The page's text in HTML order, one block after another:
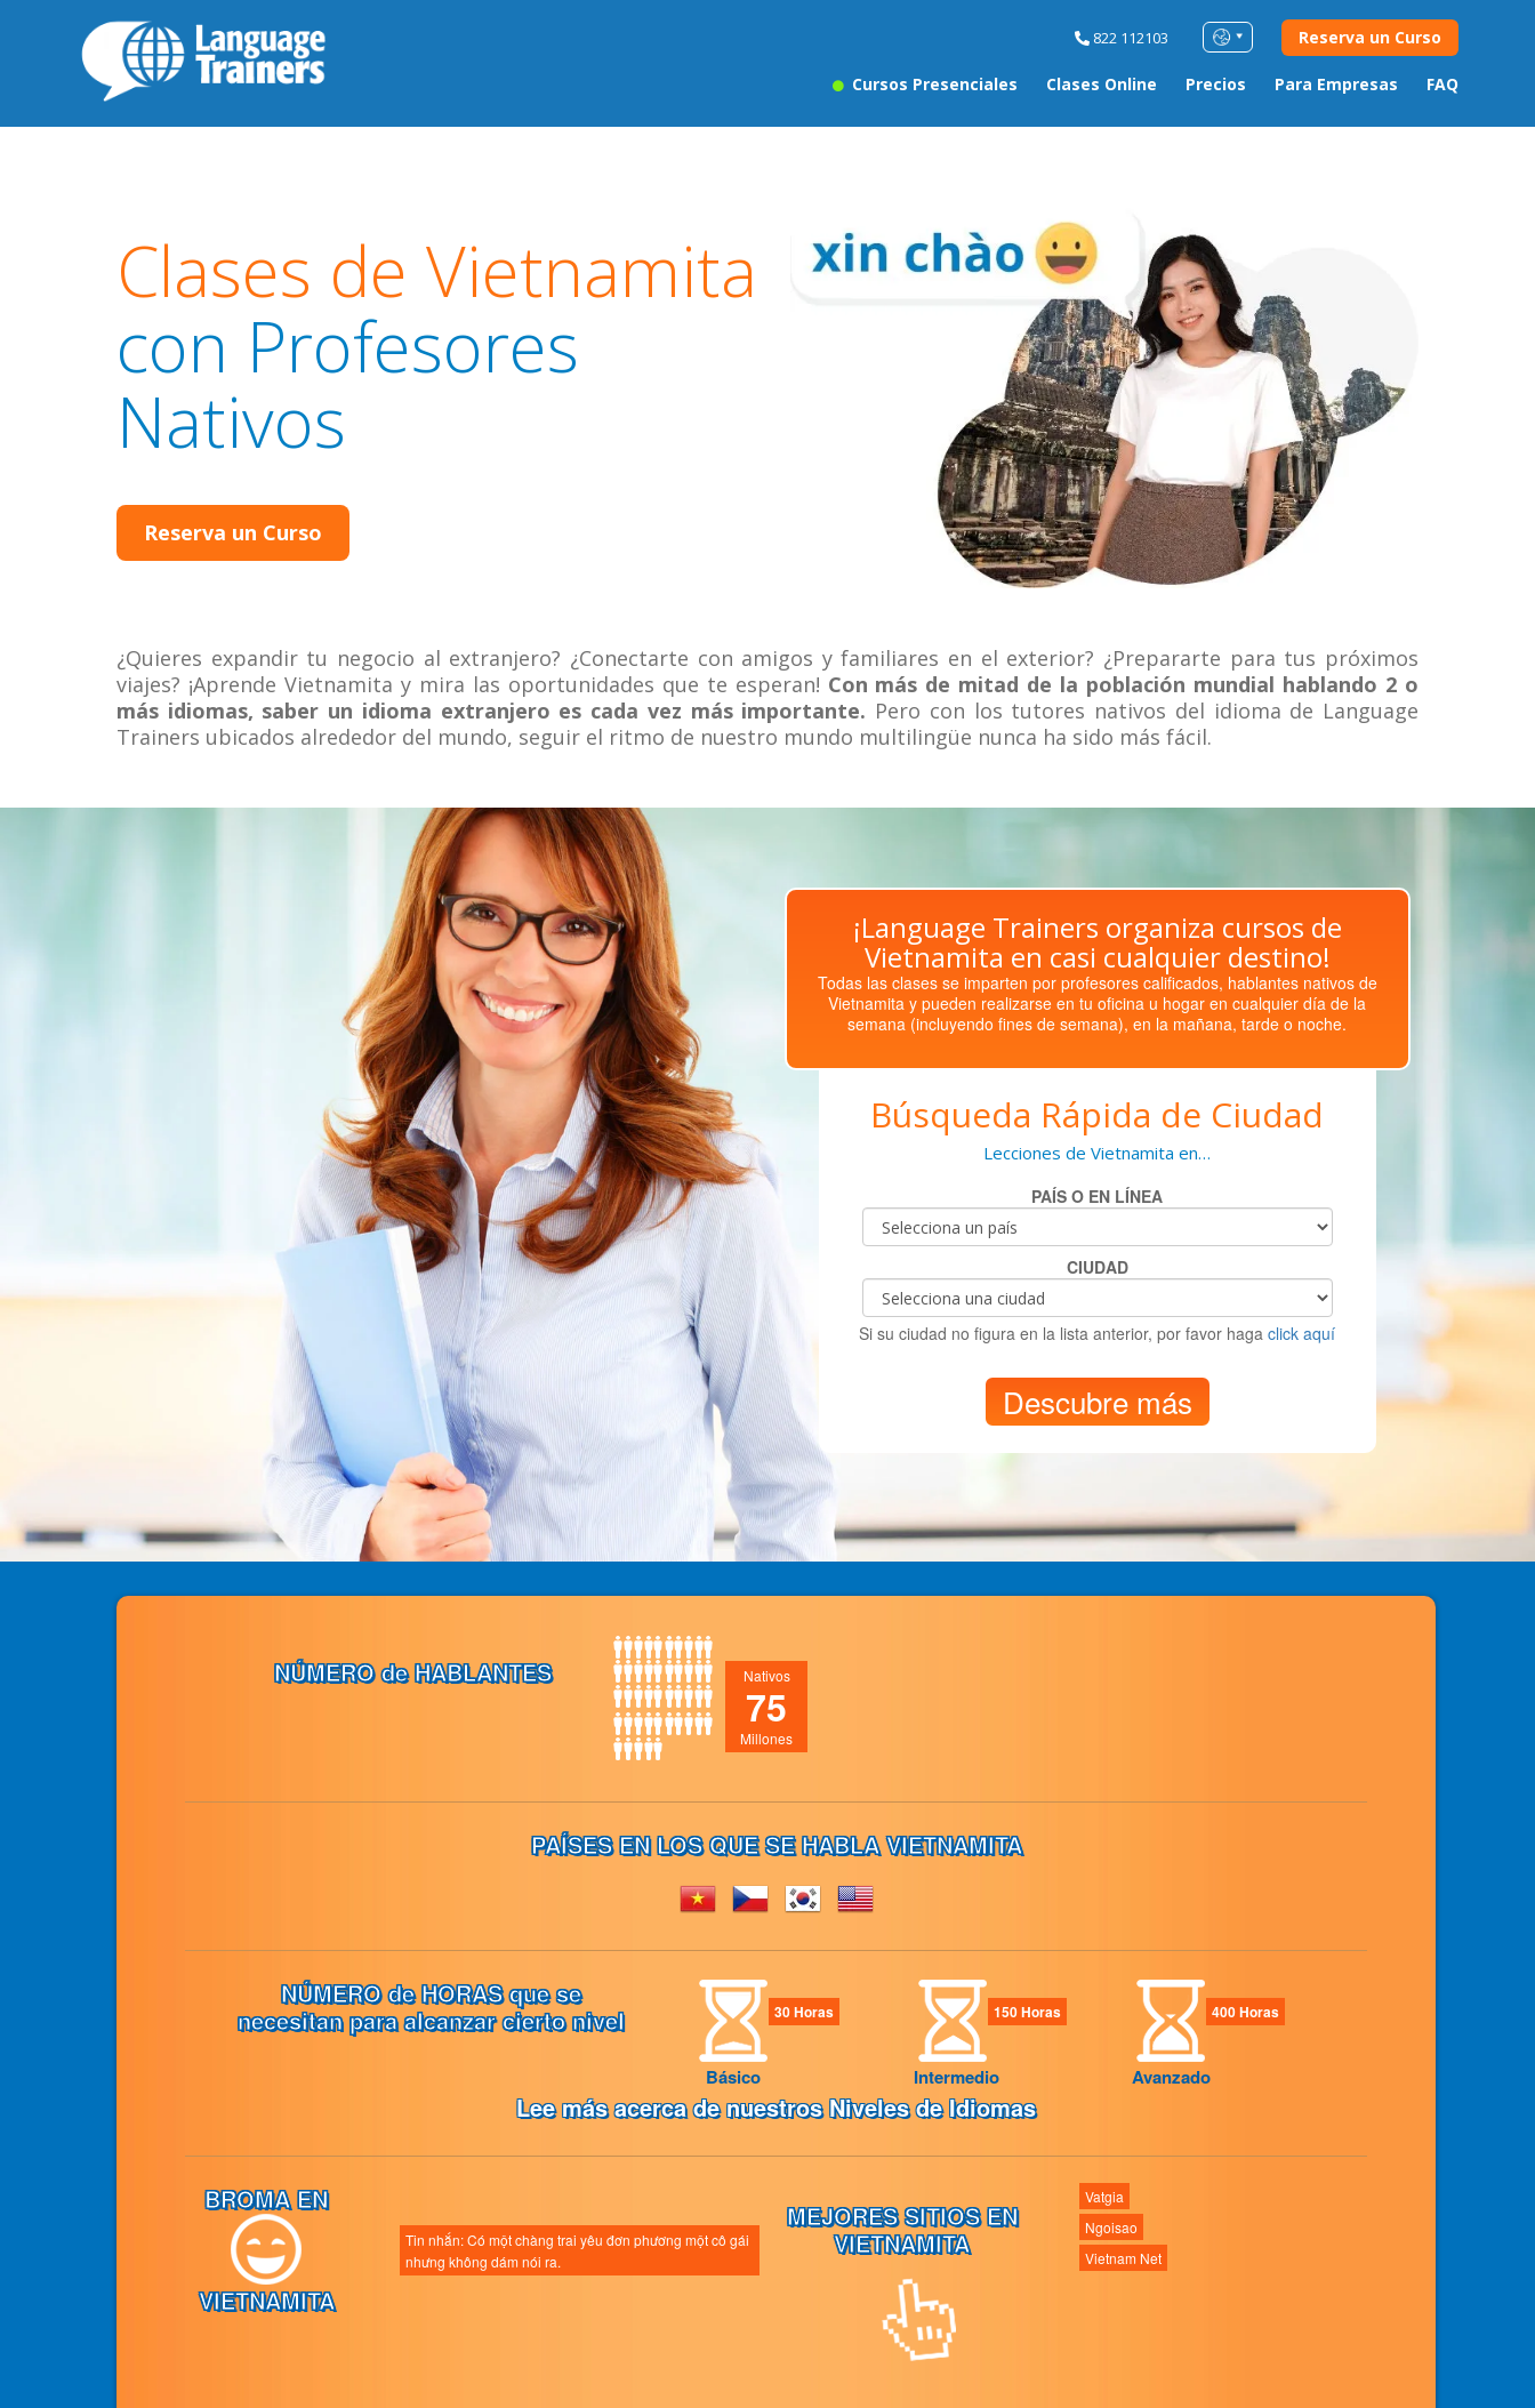
Cursos Presenciales Clases Online Precios Para Empresas FAQ
822 112103 Reserva un Curso
Clases de Vietnamita
con Profesores
Nativos
Reserva un Curso
¿Quieres expandir tu negocio al extranjero? ¿Conectarte con amigos y familiares en el exterior? ¿Prepararte para tus próximos
viajes? ¡Aprende Vietnamita y mira las oportunidades que te esperan! Con más de mitad de la población mundial hablando 2 o
más idiomas, saber un idioma extranjero es cada vez más importante. Pero con los tutores nativos del idioma de Language
Trainers ubicados alrededor del mundo, seguir el ritmo de nuestro mundo multilingüe nunca ha sido más fácil.
¡Language Trainers organiza cursos de
Vietnamita en casi cualquier destino!
Todas las clases se imparten por profesores calificados, hablantes nativos de
Vietnamita y pueden realizarse en tu oficina u hogar en cualquier día de la
semana (incluyendo fines de semana), en la mañana, tarde o noche.
Búsqueda Rápida de Ciudad
Lecciones de Vietnamita en…
PAÍS O EN LÍNEA
CIUDAD
Si su ciudad no figura en la lista anterior, por favor hagaclick aquí
Descubre más
NÚMERO de HABLANTES Nativos
75
Millones
PAÍSES EN LOS QUE SE HABLA VIETNAMITA
NÚMERO de HORAS que se
necesitan para alcanzar cierto nivel
30 Horas
Básico
150 Horas
Intermedio
400 Horas
Avanzado
Lee más acerca de nuestros Niveles de Idiomas
BROMA EN
VIETNAMITA
Tin nhắn: Có một chàng trai yêu đơn phương một cô gái
nhưng không dám nói ra.
MEJORES SITIOS EN
VIETNAMITA
Vatgia
Ngoisao
Vietnam Net